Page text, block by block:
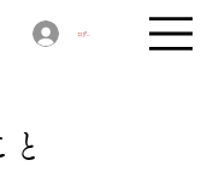
ログイン